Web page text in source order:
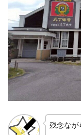
残念なが